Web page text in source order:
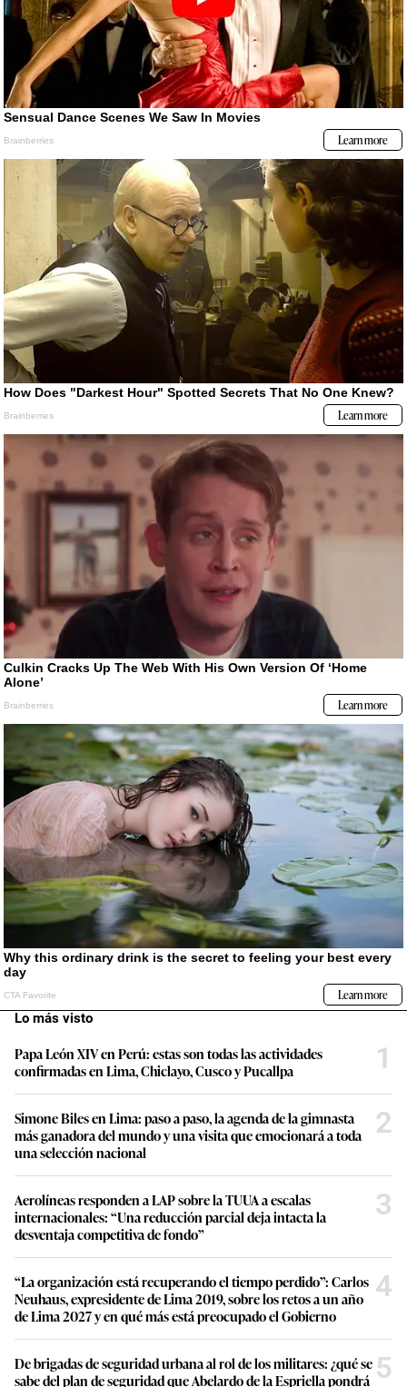
Lo más visto
Papa León XIV en Perú: estas son todas las actividades
confirmadas en Lima, Chiclayo, Cusco y Pucallpa
1
Simone Biles en Lima: paso a paso, la agenda de la gimnasta
más ganadora del mundo y una visita que emocionará a toda
una selección nacional
2
Aerolíneas responden a LAP sobre la TUUA a escalas
internacionales: “Una reducción parcial deja intacta la
desventaja competitiva de fondo”
3
“La organización está recuperando el tiempo perdido”: Carlos
Neuhaus, expresidente de Lima 2019, sobre los retos a un año
de Lima 2027 y en qué más está preocupado el Gobierno
4
De brigadas de seguridad urbana al rol de los militares: ¿qué se
sabe del plan de seguridad que Abelardo de la Espriella pondrá 5